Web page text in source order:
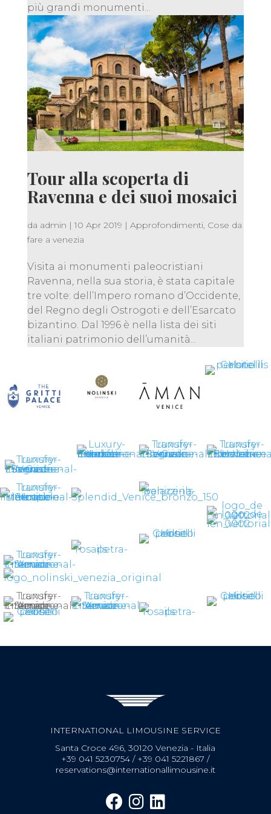
più grandi monumenti...
Tour alla scoperta di
Ravenna e dei suoi mosaici
da admin | 10 Apr 2019 | Approfondimenti, Cose da
fare a venezia
Visita ai monumenti paleocristiani
Ravenna, nella sua storia, è stata capitale
tre volte: dell’Impero romano d’Occidente,
del Regno degli Ostrogoti e dell’Esarcato
bizantino. Dal 1996 è nella lista dei siti
italiani patrimonio dell’umanità...
INTERNATIONAL LIMOUSINE SERVICE
Santa Croce 496, 30120 Venezia - Italia
+39 041 5230754 / +39 041 5221867 /
reservations@internationallimousine.it